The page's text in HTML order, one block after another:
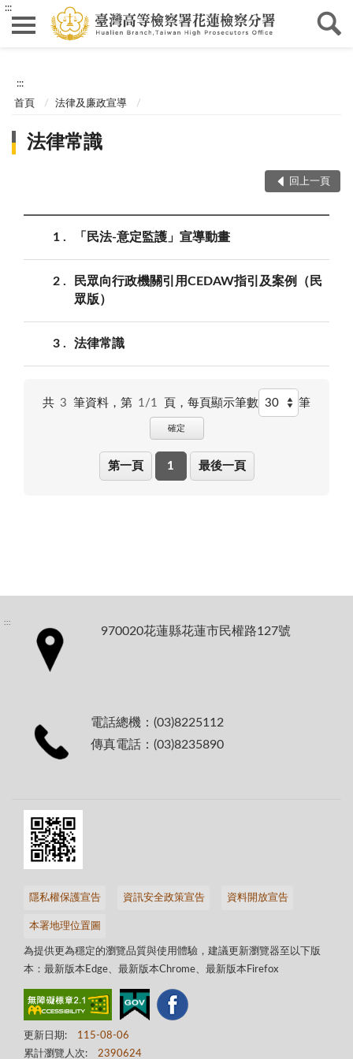
:::
:::
首頁 法律及廉政宣導
法律常識
回上一頁
1 「民法-意定監護」宣導動畫
2
民眾向行政機關引用CEDAW指引及案例（民
眾版）
3 法律常識
共 3 筆資料，第 1/1 頁， 每頁顯示筆數 筆
確定
第一頁 1 最後一頁
:::
970020花蓮縣花蓮市民權路127號
電話總機：(03)8225112
傳真電話：(03)8235890
隱私權保護宣告 資訊安全政策宣告 資料開放宣告
本署地理位置圖
為提供更為穩定的瀏覽品質與使用體驗，建議更新瀏覽器至以下版
本：最新版本Edge、最新版本Chrome、最新版本Firefox
更新日期:
115-08-06
累計瀏覽人次:
2390624